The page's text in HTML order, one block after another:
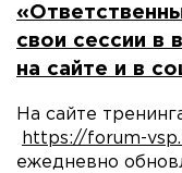
свои сессии в
на сайте и в
На сайте
https://forum-
ежедневно